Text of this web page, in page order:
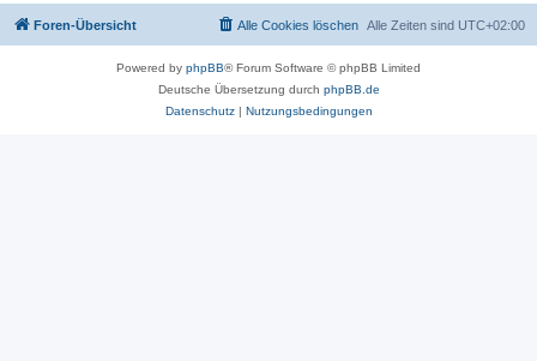
Foren-Übersicht Alle Zeiten sind UTC+02:00
Alle Cookies löschen
Powered by phpBB® Forum Software © phpBB Limited
Deutsche Übersetzung durch phpBB.de
Datenschutz| Nutzungsbedingungen